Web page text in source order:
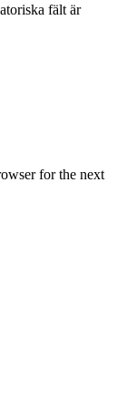
fält är
for the next